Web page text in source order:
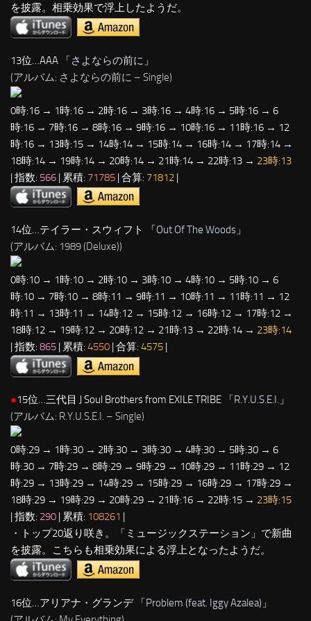
を披露。相乗効果で浮上したようだ。
13位…AAA 「さよならの前に 」
(アルバム: さよならの前に – Single)
0時:16 → 1時:16 → 2時:16 → 3時:16 → 4時:16 → 5時:16 → 6
時:16 → 7時:16 → 8時:16 → 9時:16 → 10時:16 → 11時:16 → 12
時:16 → 13時:15 → 14時:14 → 15時:14 → 16時:14 → 17時:14 →
18時:14 → 19時:14 → 20時:14 → 21時:14 → 22時:13 → 23時:13
| 指数: 566 | 累積: 71785 | 合算: 71812 |
14位…テイラー・スウィフト 「 Out Of The Woods 」
(アルバム: 1989 (Deluxe))
0時:10 → 1時:10 → 2時:10 → 3時:10 → 4時:10 → 5時:10 → 6
時:10 → 7時:10 → 8時:11 → 9時:11 → 10時:11 → 11時:11 → 12
時:11 → 13時:11 → 14時:12 → 15時:12 → 16時:12 → 17時:12 →
18時:12 → 19時:12 → 20時:12 → 21時:13 → 22時:14 → 23時:14
| 指数: 865 | 累積: 4550 | 合算: 4575
●15位…三代目 J Soul Brothers from EXILE TRIBE 「R.Y.U.S.E.I. 」
(アルバム: R.Y.U.S.E.I. – Single)
0時:29 → 1時:30 → 2時:30 → 3時:30 → 4時:30 → 5時:30 → 6
時:30 → 7時:29 → 8時:29 → 9時:29 → 10時:29 → 11時:29 → 12
時:29 → 13時:29 → 14時:29 → 15時:29 → 16時:29 → 17時:29 →
18時:29 → 19時:29 → 20時:29 → 21時:16 → 22時:15 → 23時:15
| 指数: 290 | 累積: 108261 |
・トップ20返り咲き。「ミュージックステーション」で新曲
を披露。こちらも相乗効果による浮上となったようだ。
16位…アリアナ・グランデ 「Problem (feat. Iggy Azalea) 」